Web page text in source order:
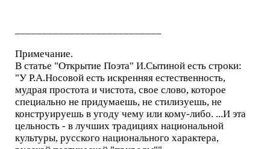
Примечание.
В статье "Открытие Поэта" И.Сытиной есть строки:
"У Р.А.Носовой есть искренняя естественность,
мудрая простота и чистота, свое слово, которое
специально не придумаешь, не стилизуешь, не
конструируешь в угоду чему или кому-либо. ...И эта
цельность - в лучших традициях национальной
культуры, русского национального характера,